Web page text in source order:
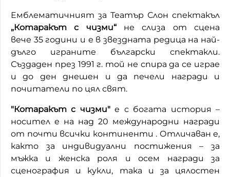
Емблематичният за Театър Слон спектакъл
„Котаракът с чизми“не слиза от сцена
вече 35 години и е в звездната редица на най-
дълго играните български спектакли.
Създаден през 1991 г. той не спира да се играе
и до ден днешен и да печели награди и
почитатели по цял свят.
"Котаракът с чизми"е с богата история –
носител e на над 20 международни награди
от почти всички континенти . Отличаван е,
както за индивидуални постижения – за
мъжка и женска роля и осем награди за
сценография и кукли, така и за цялостен